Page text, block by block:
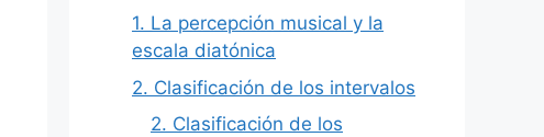
1. La percepción musical y la
escala diatónica
2. Clasificación de los intervalos
2. Clasificación de los